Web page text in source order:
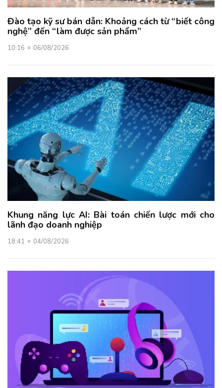
Đào tạo kỹ sư bán dẫn: Khoảng cách từ “biết công
nghệ” đến “làm được sản phẩm”
10:16 06/08/2026
Khung năng lực AI: Bài toán chiến lược mới cho
lãnh đạo doanh nghiệp
18:41 04/08/2026